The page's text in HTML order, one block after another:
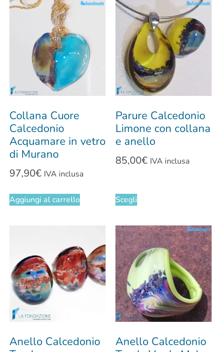
Collana Cuore
Calcedonio
Acquamare in vetro
di Murano
97,90€ IVA inclusa
Aggiungi al carrello
Parure Calcedonio
Limone con collana
e anello
85,00€ IVA inclusa
Scegli
Anello Calcedonio
Anello Calcedonio